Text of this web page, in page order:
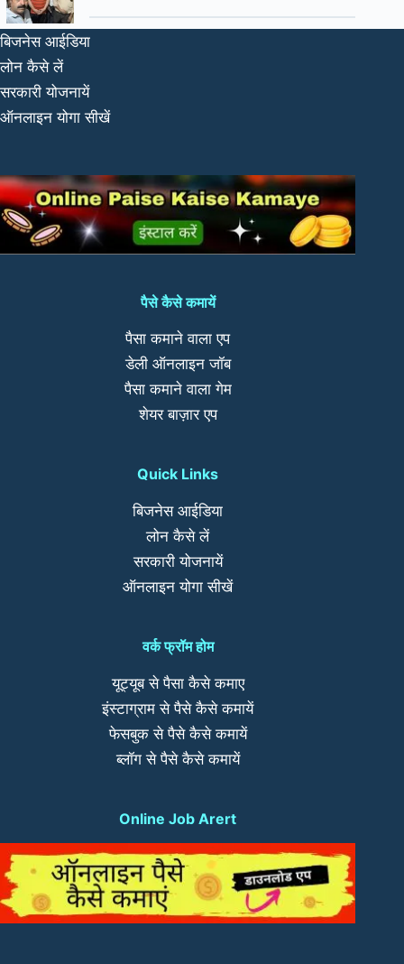
बिजनेस आईडिया
लोन कैसे लें
सरकारी योजनायें
ऑनलाइन योगा सीखें
पैसे कैसे कमायें
पैसा कमाने वाला एप
डेली ऑनलाइन जॉब
पैसा कमाने वाला गेम
शेयर बाज़ार एप
Quick Links
बिजनेस आईडिया
लोन कैसे लें
सरकारी योजनायें
ऑनलाइन योगा सीखें
वर्क फ्रॉम होम
यूट्यूब से पैसा कैसे कमाए
इंस्टाग्राम से पैसे कैसे कमायें
फेसबुक से पैसे कैसे कमायें
ब्लॉग से पैसे कैसे कमायें
Online Job Arert